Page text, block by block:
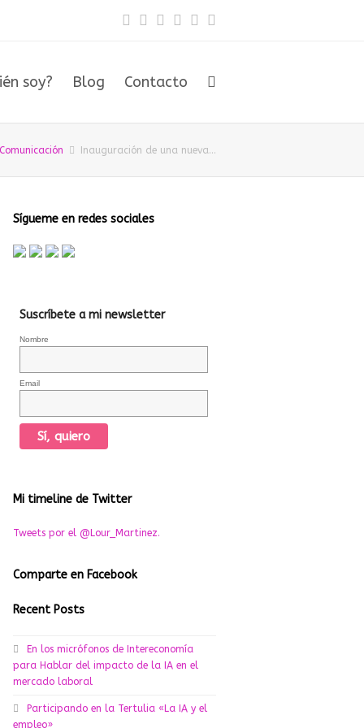
soy? Blog Contacto
Comunicación Inauguración de una nueva…
Sígueme en redes sociales
Suscríbete a mi newsletter
Nombre
Email
Mi timeline de Twitter
Tweets por el @Lour_Martinez.
Comparte en Facebook
Recent Posts
En los micrófonos de Intereconomía
para Hablar del impacto de la IA en el
mercado laboral
Participando en la Tertulia «La IA y el
empleo»